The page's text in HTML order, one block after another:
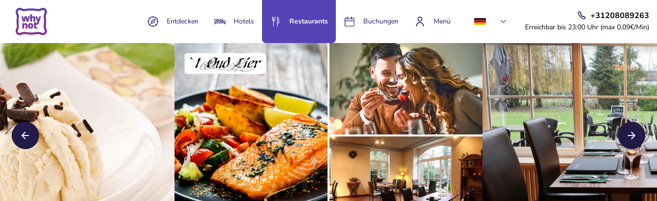
Entdecken Hotels Restaurants Buchungen Menü
+31208089263
Erreichbar bis 23:00 Uhr (max 0,09€/Min)